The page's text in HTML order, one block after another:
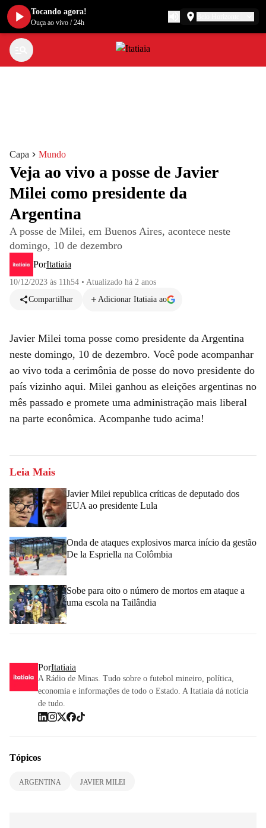
Capa Mundo
Veja ao vivo a posse de Javier
Milei como presidente da
Argentina
A posse de Milei, em Buenos Aires, acontece neste
domingo, 10 de dezembro
PorItatiaia
10/12/2023 às 11h54 • Atualizado há 2 anos
Compartilhar
Adicionar Itatiaia ao
Javier Milei toma posse como presidente da Argentina
neste domingo, 10 de dezembro. Você pode acompanhar
ao vivo toda a cerimônia de posse do novo presidente do
país vizinho aqui. Milei ganhou as eleições argentinas no
mês passado e promete uma administração mais liberal
na parte econômica. Acompanhe tudo acima!
Leia Mais
Javier Milei republica críticas de deputado dos
EUA ao presidente Lula
Onda de ataques explosivos marca início da gestão
De la Espriella na Colômbia
Sobe para oito o número de mortos em ataque a
uma escola na Tailândia
PorItatiaia
A Rádio de Minas. Tudo sobre o futebol mineiro, política,
economia e informações de todo o Estado. A Itatiaia dá notícia
de tudo.
Tópicos
ARGENTINA JAVIER MILEI
Tocando agora!
Ouça ao vivo /24h